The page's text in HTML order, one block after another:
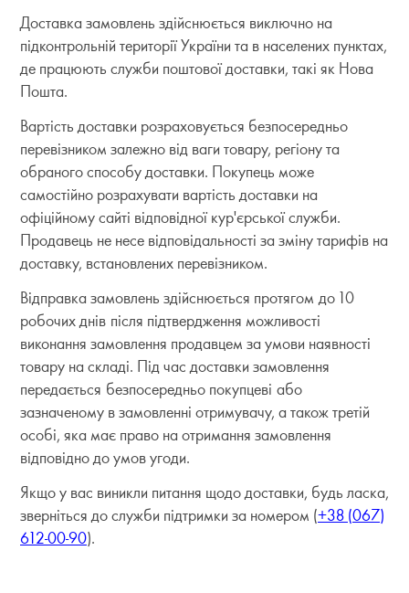
Доставка замовлень здійснюється виключно на
підконтрольній території України та в населених пунктах,
де працюють служби поштової доставки, такі як Нова
Пошта.
Вартість доставки розраховується безпосередньо
перевізником залежно від ваги товару, регіону та
обраного способу доставки. Покупець може
самостійно розрахувати вартість доставки на
офіційному сайті відповідної кур'єрської служби.
Продавець не несе відповідальності за зміну тарифів на
доставку, встановлених перевізником.
Відправка замовлень здійснюється протягом до 10
робочих днів після підтвердження можливості
виконання замовлення продавцем за умови наявності
товару на складі. Під час доставки замовлення
передається безпосередньо покупцеві або
зазначеному в замовленні отримувачу, а також третій
особі, яка має право на отримання замовлення
відповідно до умов угоди.
Якщо у вас виникли питання щодо доставки, будь ласка,
зверніться до служби підтримки за номером (+38 (067)
612-00-90).